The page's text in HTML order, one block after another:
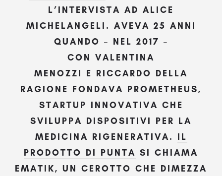
L’INTERVISTA AD ALICE
MICHELANGELI . AVEVA 25 ANNI
QUANDO – NEL 2017 –
CON VALENTINA
MENOZZI E RICCARDO DELLA
RAGIONE FONDAVA PROMETHEUS,
STARTUP INNOVATIVA CHE
SVILUPPA DISPOSITIVI PER LA
MEDICINA RIGENERATIVA. IL
PRODOTTO DI PUNTA SI CHIAMA
EMATIK, UN CEROTTO CHE DIMEZZA